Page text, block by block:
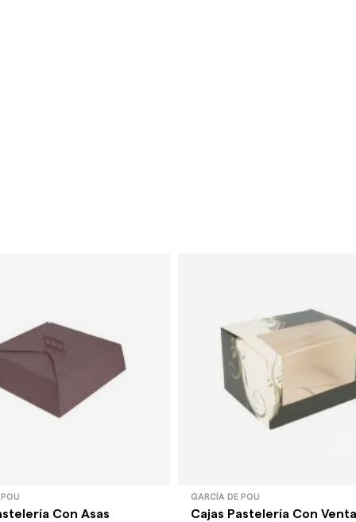
Con Asas
GARCÍA DE POU
Cajas Pastelería Con